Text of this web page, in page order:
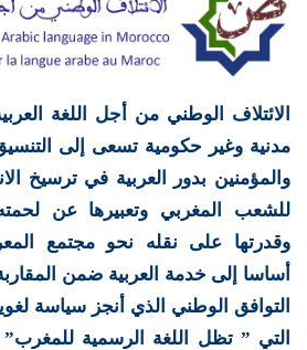
الائتلاف الوطني من أجل اللغة
مدنية وغير حكومية تسعى إلى
والمؤمنين بدور العربية في ترسيخ
للشعب المغربي وتعبيرها عن لحمته
وقدرتها على نقله نحو مجتمع
أساسا إلى خدمة العربية ضمن
التوافق الوطني الذي أنجز سياسة
التي ” تظل اللغة الرسمية للمغرب”